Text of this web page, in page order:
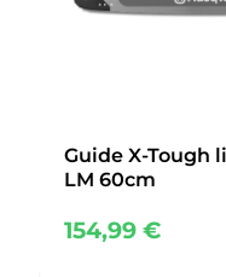
Guide X-Tough
LM 60cm
154,99€